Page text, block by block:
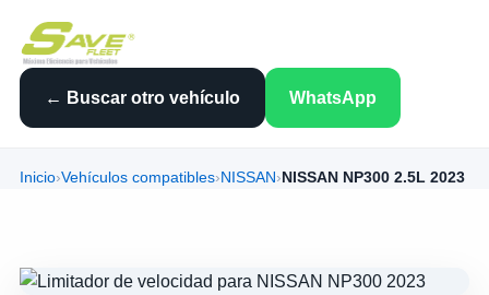
← Buscar otro vehículo WhatsApp
Inicio›Vehículos compatibles› NISSAN › NISSAN NP300 2.5L 2023